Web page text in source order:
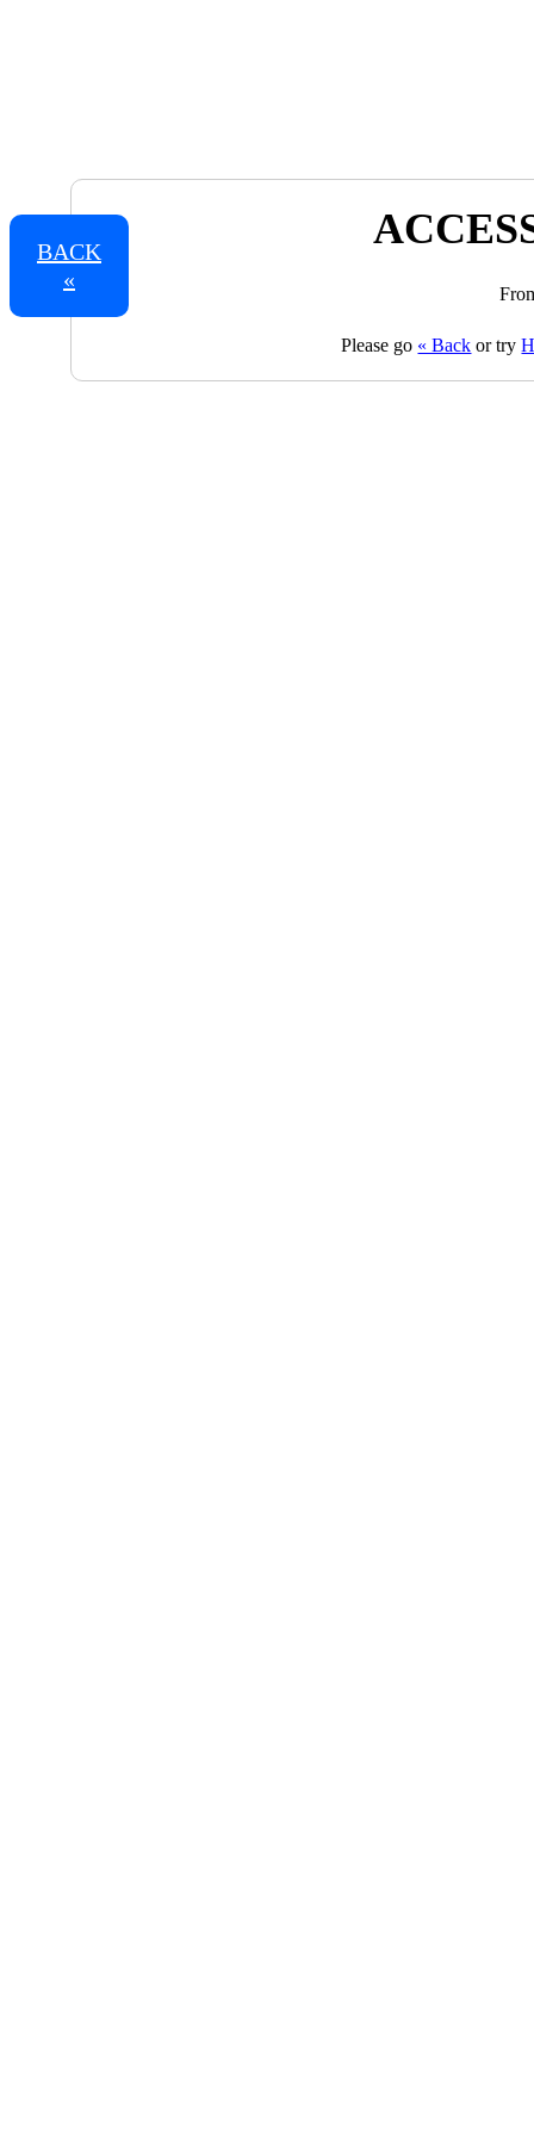
BACK
«
Please go « Back or try